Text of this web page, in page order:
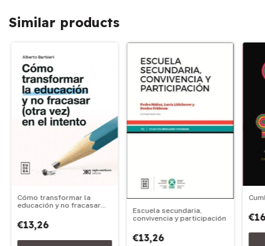
Similar products
Cómo transformar la
educación y no fracasar
€13,26
Escuela secundaria,
convivencia y participación
€13,26